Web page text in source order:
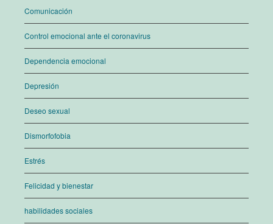
Comunicación
Control emocional ante el coronavirus
Dependencia emocional
Depresión
Deseo sexual
Dismorfofobia
Estrés
Felicidad y bienestar
habilidades sociales